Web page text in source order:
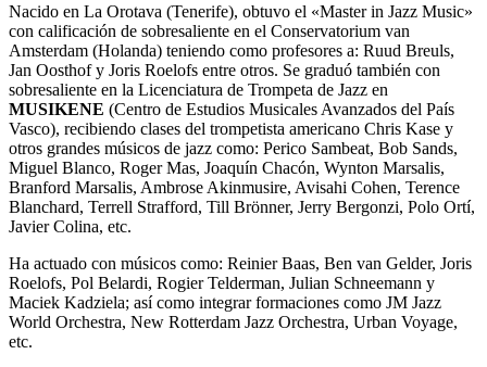
Nacido en La Orotava (Tenerife), obtuvo el «Master in Jazz Music»
con calificación de sobresaliente en el Conservatorium van
Amsterdam (Holanda) teniendo como profesores a: Ruud Breuls,
Jan Oosthof y Joris Roelofs entre otros. Se graduó también con
sobresaliente en la Licenciatura de Trompeta de Jazz en
MUSIKENE (Centro de Estudios Musicales Avanzados del País
Vasco), recibiendo clases del trompetista americano Chris Kase y
otros grandes músicos de jazz como: Perico Sambeat, Bob Sands,
Miguel Blanco, Roger Mas, Joaquín Chacón, Wynton Marsalis,
Branford Marsalis, Ambrose Akinmusire, Avisahi Cohen, Terence
Blanchard, Terrell Strafford, Till Brönner, Jerry Bergonzi, Polo Ortí,
Javier Colina, etc.
Ha actuado con músicos como: Reinier Baas, Ben van Gelder, Joris
Roelofs, Pol Belardi, Rogier Telderman, Julian Schneemann y
Maciek Kadziela; así como integrar formaciones como JM Jazz
World Orchestra, New Rotterdam Jazz Orchestra, Urban Voyage,
etc.